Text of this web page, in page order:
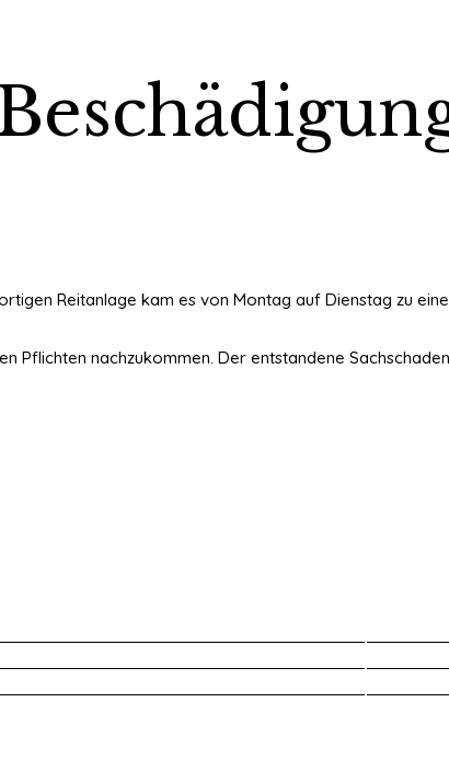
Reitanlage kam es von Montag auf Dienstag zu
Pflichten nachzukommen. Der entstandene